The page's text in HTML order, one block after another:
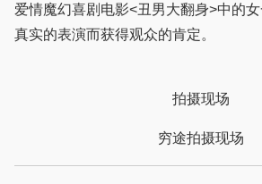
爱情魔幻喜剧电影<丑男大翻身>中的
真实的表演而获得观众的肯定。
拍摄现场
穷途拍摄现场